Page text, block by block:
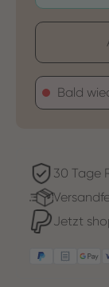
Bald
30 Tage
Jetzt